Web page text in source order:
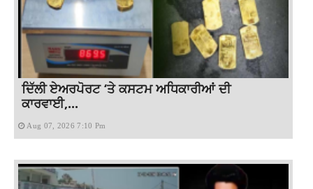
ਦਿੱਲੀ ਏਅਰਪੋਰਟ ‘ਤੇ ਕਸਟਮ ਅਧਿਕਾਰੀਆਂ ਦੀ
ਕਾਰਵਾਈ,...
Aug 07, 2026 7:10 Pm